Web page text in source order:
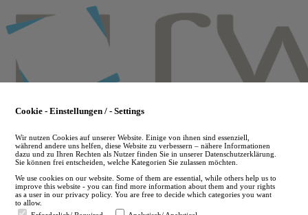
to
main
Cookie - Einstellungen / - Settings
Wir nutzen Cookies auf unserer Website. Einige von ihnen sind essenziell,
während andere uns helfen, diese Website zu verbessern – nähere Informationen
dazu und zu Ihren Rechten als Nutzer finden Sie in unserer Datenschutzerklärung.
Sie können frei entscheiden, welche Kategorien Sie zulassen möchten.
We use cookies on our website. Some of them are essential, while others help us to
improve this website - you can find more information about them and your rights
as a user in our privacy policy. You are free to decide which categories you want
to allow.